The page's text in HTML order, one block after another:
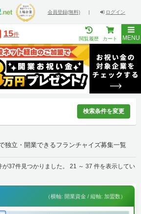
会員登録(無料) | ログイン
15件
閲覧履歴 カート MENU
検索条件を変更
独立・開業できるフランチャイズ募集一覧
37件見つかりました。 21 ～ 37 件を表示してい
（横軸: 開業資金 / 縦軸: 加盟数）